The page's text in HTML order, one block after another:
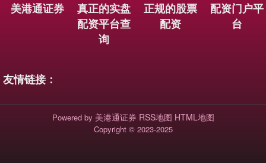
美港通证券
真正的实盘
配资平台查
询
正规的股票
配资
配资门户平
台
友情链接：
Powered by 美港通证券 RSS地图 HTML地图
Copyright © 2023-2025